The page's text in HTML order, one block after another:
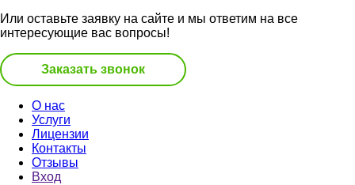
Или оставьте заявку на сайте и мы ответим на все
интересующие вас вопросы!
Заказать звонок
О нас
Услуги
Лицензии
Контакты
Отзывы
Вход